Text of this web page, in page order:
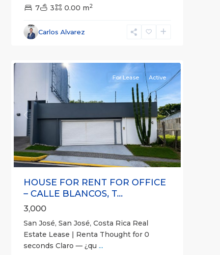
7 3 0.00 m2
Carlos Alvarez
San
San
José
Previous Next
For Lease Active
HOUSE FOR RENT FOR OFFICE
– CALLE BLANCOS, T...
3,000
San José, San José, Costa Rica Real
Estate Lease | Renta Thought for 0
seconds Claro — ¿qu ...